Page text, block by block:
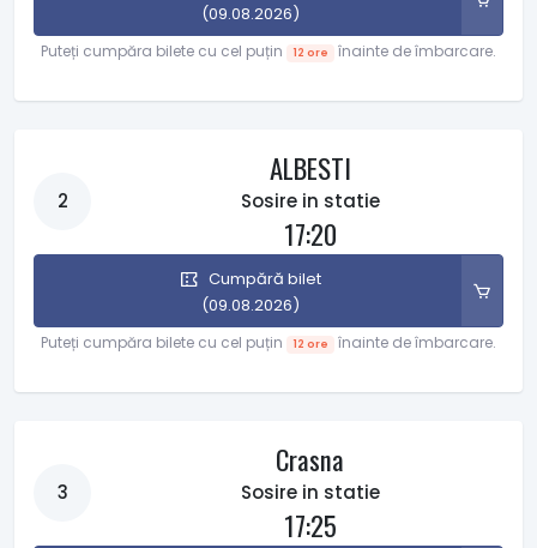
(09.08.2026)
Puteți cumpăra bilete cu cel puțin 12 ore înainte de îmbarcare.
2
ALBESTI
Sosire in statie
17:20
Cumpără bilet
(09.08.2026)
Puteți cumpăra bilete cu cel puțin 12 ore înainte de îmbarcare.
3
Crasna
Sosire in statie
17:25